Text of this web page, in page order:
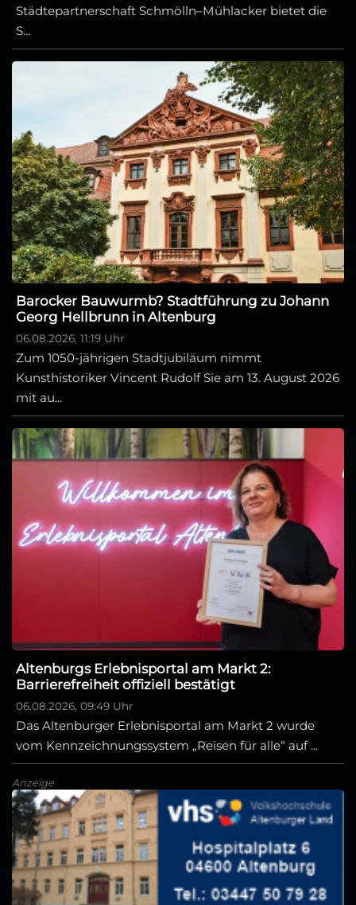
Städtepartnerschaft Schmölln–Mühlacker bietet die
S...
Barocker Bauwurmb? Stadtführung zu Johann
Georg Hellbrunn in Altenburg
06.08.2026, 11:19 Uhr
Zum 1050-jährigen Stadtjubiläum nimmt
Kunsthistoriker Vincent Rudolf Sie am 13. August 2026
mit au...
Altenburgs Erlebnisportal am Markt 2:
Barrierefreiheit offiziell bestätigt
06.08.2026, 09:49 Uhr
Das Altenburger Erlebnisportal am Markt 2 wurde
vom Kennzeichnungssystem „Reisen für alle“ auf ...
Anzeige